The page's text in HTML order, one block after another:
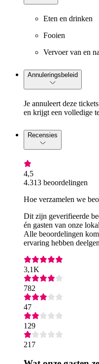
Eten en drinken
Fooien
Vervoer van en
Annuleringsbeleid
Je annuleert deze
en krijgt een volledige
Recensies
4,5
4.313 beoordelingen
Hoe verzamelen we
Dit zijn geverifieerde
én gasten van onze
Alle beoordelingen
ervaring hebben
3,1K
782
47
129
217